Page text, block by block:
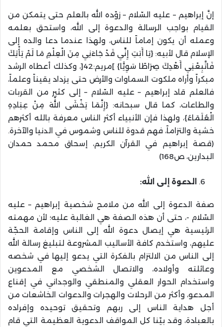
إنَّ إبراهيم – عليه السّلام – زوّده الله بالعلم حتى يتمكن من
القيام بواجب الرسالة والدعوة إلى الله، واستحق بعلمه
وعمله أن يكون إماماً للناس، ولهذا عندما دعا والده إلى
الإسلام قال لأبيه: {يَا أَبَتِ إِنِّي قَدْ جَاءَنِي مِنَ الْعِلْمِ مَا لَمْ يَأْتِكَ
فَاتَّبِعْنِي أَهْدِكَ صِرَاطًا سَوِيًّا} ]مريم:42[، وكذلك أعطاه الرشد
مبكراً وأراه ملكوت السماوات والأرض حتى يزداد يقيناً وعلماً،
فالعلم قاد إبراهيم – عليه السّلام – إلى كثير من القربات
والطاعات، كما قال سبحانه: {إِنَّمَا يَخْشَى اللَّهَ مِنْ عِبَادِهِ
الْعُلَمَاءُ}، ولهذا فإن الأنبياء أكثر الناس معرفة بالله أكثرهم
خشية والتزاماً، فهم قدوة للناس وشموس في الدنيا والآخرة.
(قصة إبراهيم في القرآن الكريم، إسحاق محمد حمدان
البدارين، ص168)
الدعوة إلى الله:
صفة الدعوة إلى الله من ملامح شخصية إبراهيم – عليه
السّلام -، حتى أن هذه الصفة هي الغالبة عليه؛ لأن مهمته
الرئيسية هي إيصال دعوة الله إلى الناس وإقامة الحجّة
عليهم، واستخدم كافة الأساليب المشروعة لتبليغ رسالة الله
إلى الناس من الالتزام بالفكرة التي يدعو إليها في شخصه
وعائلته وأولاده، والاتصال الشخصي مع المدعوين
واستخدام الحوار العقلي والمنطقي والوجداني في إقناع
المدعو، وأكثر من الرحلات والهجرات والدعوات الخاشعات من
أجل هداية الناس إلى ربهم وتحقيق توحيده وإفراده
بالعبادة، وقد بيّنا كل المواقف الدعوية العظيمة التي قام